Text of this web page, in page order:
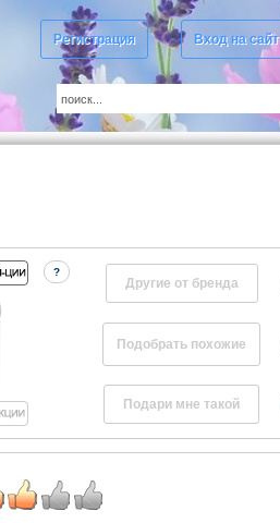
Регистрация Вход на сайт
?
Другие от бренда